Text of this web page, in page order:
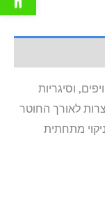
וסיגריות
לאורך החוטר
שערות הניקוי מתחתית